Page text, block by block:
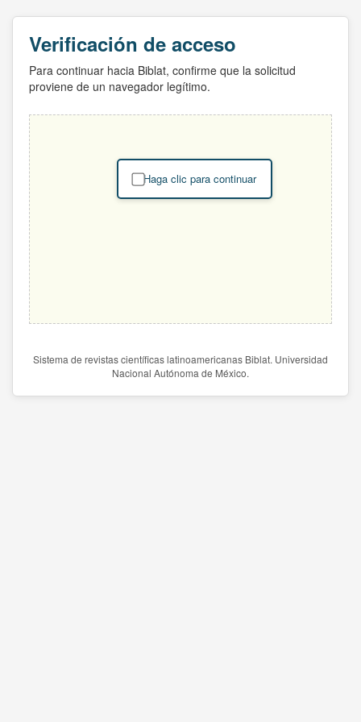
Verificación de acceso
Para continuar hacia Biblat, confirme que la solicitud
proviene de un navegador legítimo.
Haga clic para continuar
Sistema de revistas científicas latinoamericanas Biblat. Universidad
Nacional Autónoma de México.